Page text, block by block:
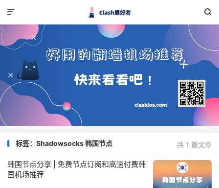


共 1 篇文章
标签：Shadowsocks 韩国节点
韩国节点分享 | 免费节点订阅和高速付费韩
国机场推荐